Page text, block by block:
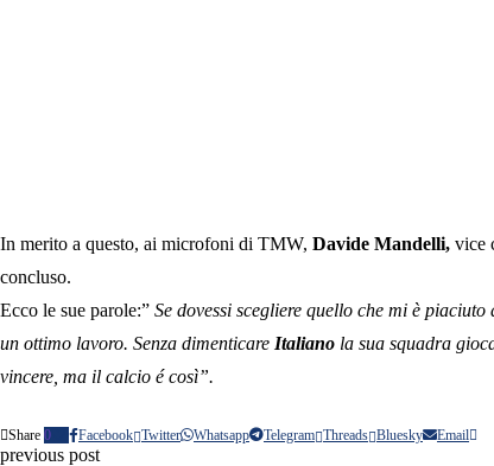
In merito a questo, ai microfoni di TMW, Davide Mandelli, vice
concluso.
Ecco le sue parole:” Se dovessi scegliere quello che mi è
un ottimo lavoro. Senza dimenticare Italiano la sua squadra
vincere, ma il calcio é così”.
Share 0 Facebook Twitter Whatsapp Telegram Threads Bluesky Email
previous post